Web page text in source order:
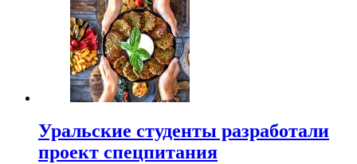
Уральские студенты разработали
проект спецпитания